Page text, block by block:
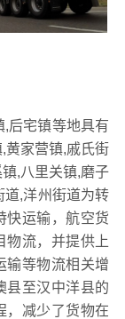
后宅镇等地具有
黄家营镇,戚氏街
,八里关镇,磨子
道,洋州街道为转
快运输，航空货
物流，并提供上
输等物流相关增
县至汉中洋县的
，减少了货物在